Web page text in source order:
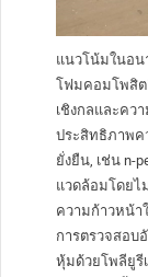
แนวโน้มในอ
โฟมคอมโพสิต
เชิงกลและคว
ประสิทธิภาพค
ยั่งยืน, เช่น n-
แวดล้อมโดย
ความก้าวหน้า
การตรวจสอบ
หุ้มด้วยโพลียูรี